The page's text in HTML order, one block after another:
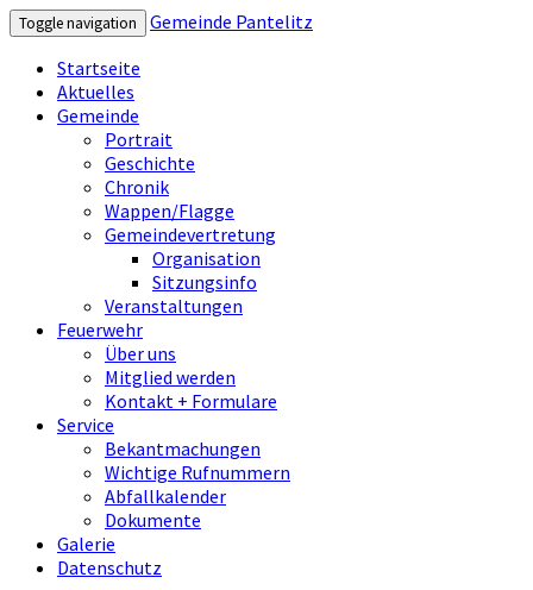
Toggle navigation
Gemeinde Pantelitz
Startseite
Aktuelles
Gemeinde
Portrait
Geschichte
Chronik
Wappen/Flagge
Gemeindevertretung
Organisation
Sitzungsinfo
Veranstaltungen
Feuerwehr
Über uns
Mitglied werden
Kontakt + Formulare
Service
Bekantmachungen
Wichtige Rufnummern
Abfallkalender
Dokumente
Galerie
Datenschutz